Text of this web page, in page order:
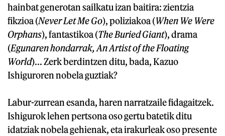
hainbat generotan sailkatu izan baitira: zientzia
fikzioa (Never Let Me Go), poliziakoa (When We Were
Orphans), fantastikoa (The Buried Giant), drama
(Egunaren hondarrak, An Artist of the Floating
World)... Zerk berdintzen ditu, bada, Kazuo
Ishiguroren nobela guztiak?
Labur-zurrean esanda, haren narratzaile fidagaitzek.
Ishigurok lehen pertsona oso gertu batetik ditu
idatziak nobela gehienak, eta irakurleak oso presente